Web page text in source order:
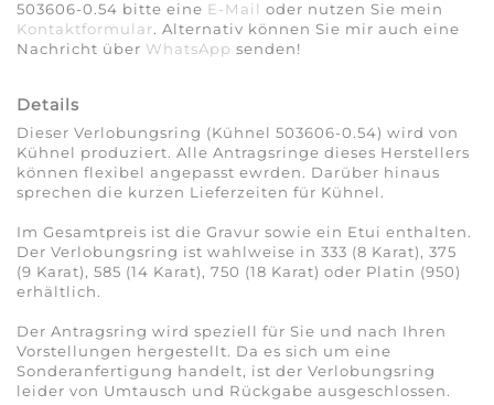
503606-0.54 bitte eine E-Mail oder nutzen Sie mein
Kontaktformular. Alternativ können Sie mir auch eine
Nachricht über WhatsApp senden!
Details
Dieser Verlobungsring (Kühnel 503606-0.54) wird von
Kühnel produziert. Alle Antragsringe dieses Herstellers
können flexibel angepasst ewrden. Darüber hinaus
sprechen die kurzen Lieferzeiten für Kühnel.
Im Gesamtpreis ist die Gravur sowie ein Etui enthalten.
Der Verlobungsring ist wahlweise in 333 (8 Karat), 375
(9 Karat), 585 (14 Karat), 750 (18 Karat) oder Platin (950)
erhältlich.
Der Antragsring wird speziell für Sie und nach Ihren
Vorstellungen hergestellt. Da es sich um eine
Sonderanfertigung handelt, ist der Verlobungsring
leider von Umtausch und Rückgabe ausgeschlossen.